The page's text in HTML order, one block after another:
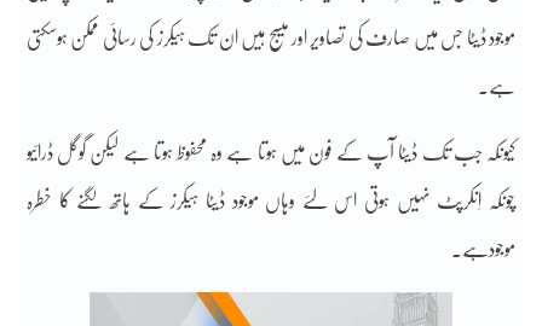
موجود ڈیٹا جس میں صارف کی تصاویر اور میسج ہیں ان تک ہیکرز کی رسائی ممکن ہوسکتی
ہے۔
کیونکہ جب تک ڈیٹا آپ کے فون میں ہوتا ہے وہ محفوظ ہوتا ہے لیکن گوگل ڈرائیو
چونکہ اِنکرپٹ نہیں ہوتی اس لئے وہاں موجود ڈیٹا ہیکرز کے ہاتھ لگنے کا خطرہ
موجودہے۔